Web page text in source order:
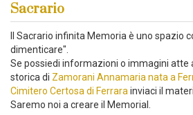
Sacrario
Il Sacrario infinita Memoria è uno spazio
dimenticare".
Se possiedi informazioni o immagini atte
storica di Zamorani Annamaria nata a
Cimitero Certosa di Ferrara inviaci il
Saremo noi a creare il Memorial.